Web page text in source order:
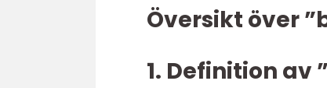
Översikt över
1. Definition